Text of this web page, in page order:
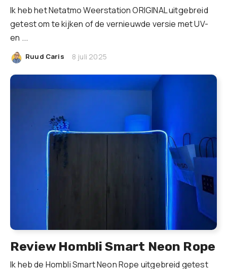
Ik heb het Netatmo Weerstation ORIGINAL uitgebreid
getest om te kijken of de vernieuwde versie met UV-
en ...
Ruud Caris 8 juli 2025
Review Hombli Smart Neon Rope
Ik heb de Hombli Smart Neon Rope uitgebreid getest